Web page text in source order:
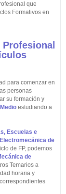
que
Formativos en
para comenzar en
personas
su formación y
estudiando a
Escuelas e
de
de FP, podemos
de
Temarios a
horaria y